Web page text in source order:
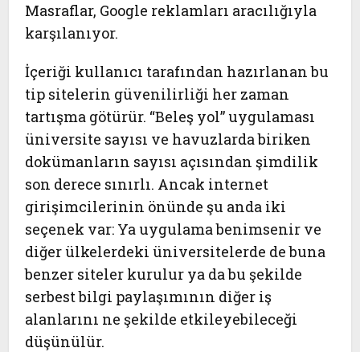
Masraflar, Google reklamları aracılığıyla
karşılanıyor.
İçeriği kullanıcı tarafından hazırlanan bu
tip sitelerin güvenilirliği her zaman
tartışma götürür. “Beleş yol” uygulaması
üniversite sayısı ve havuzlarda biriken
dokümanların sayısı açısından şimdilik
son derece sınırlı. Ancak internet
girişimcilerinin önünde şu anda iki
seçenek var: Ya uygulama benimsenir ve
diğer ülkelerdeki üniversitelerde de buna
benzer siteler kurulur ya da bu şekilde
serbest bilgi paylaşımının diğer iş
alanlarını ne şekilde etkileyebileceği
düşünülür.